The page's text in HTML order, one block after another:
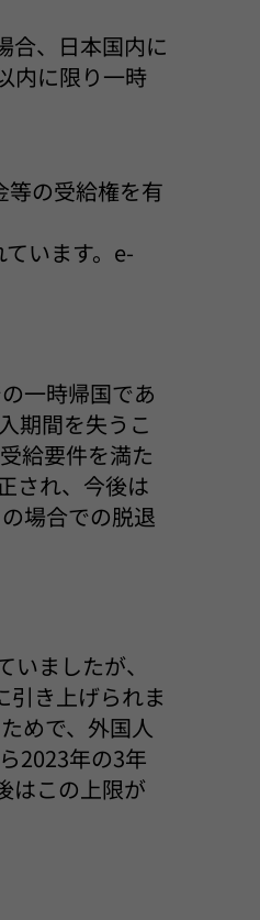
合、日本国内に
内に限り一時
等の受給権を有
います。e-
一時帰国であ
期間を失うこ
給要件を満た
され、今後は
場合での脱退
ましたが、
引き上げられま
めで、外国人
2023年の3年
はこの上限が